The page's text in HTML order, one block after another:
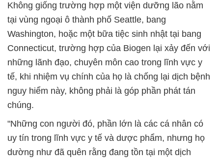
Không giống trường hợp một viện dưỡng lão nằm
tại vùng ngoại ô thành phố Seattle, bang
Washington, hoặc một bữa tiệc sinh nhật tại bang
Connecticut, trường hợp của Biogen lại xảy đến với
những lãnh đạo, chuyên môn cao trong lĩnh vực y
tế, khi nhiệm vụ chính của họ là chống lại dịch bệnh
nguy hiểm này, không phải là góp phần phát tán
chúng.
"Những con người đó, phần lớn là các cá nhân có
uy tín trong lĩnh vực y tế và dược phẩm, nhưng họ
dường như đã quên rằng đang tồn tại một dịch